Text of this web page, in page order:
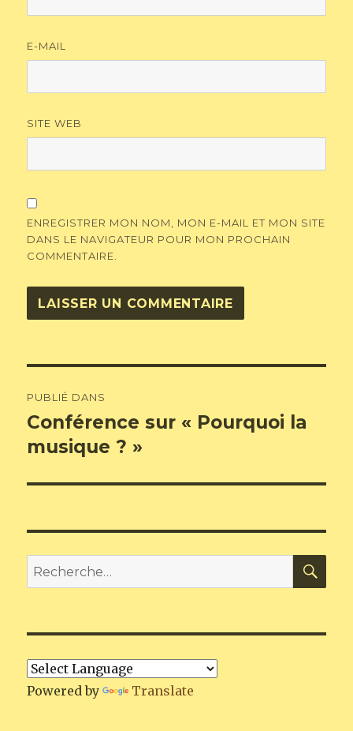
E-MAIL
SITE WEB
ENREGISTRER MON NOM, MON E-MAIL ET MON SITE
DANS LE NAVIGATEUR POUR MON PROCHAIN
COMMENTAIRE.
de
l’article
PUBLIÉ DANS
Conférence sur « Pourquoi la
musique ? »
Recherche
pour
Powered by Translate